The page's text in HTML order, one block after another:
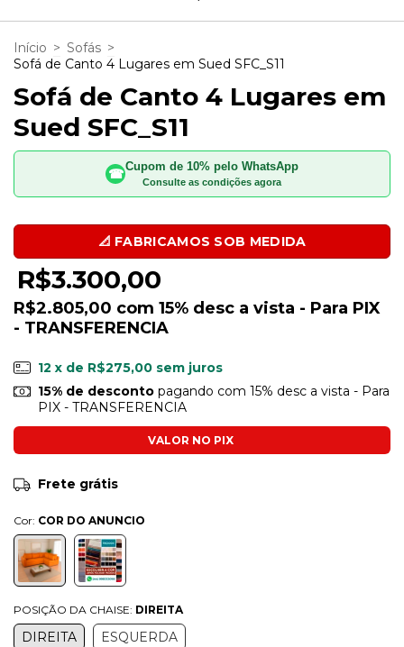
Início > Sofás >
Sofá de Canto 4 Lugares em Sued SFC_S11
Sofá de Canto 4 Lugares em
Sued SFC_S11
☎
Cupom de 10% pelo WhatsApp
Consulte as condições agora
R$3.300,00
R$2.805,00 com 15% desc a vista - Para PIX
- TRANSFERENCIA
12 x de R$275,00 sem juros
15% de descontopagando com 15% desc a vista - Para
PIX - TRANSFERENCIA
Frete grátis
Cor: COR DO ANUNCIO
POSIÇÃO DA CHAISE: DIREITA
DIREITA ESQUERDA